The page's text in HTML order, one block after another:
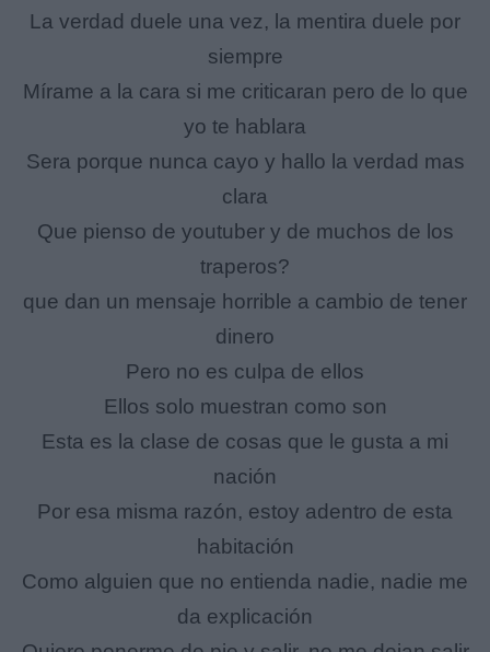
La verdad duele una vez, la mentira duele por
siempre
Mírame a la cara si me criticaran pero de lo que
yo te hablara
Sera porque nunca cayo y hallo la verdad mas
clara
Que pienso de youtuber y de muchos de los
traperos?
que dan un mensaje horrible a cambio de tener
dinero
Pero no es culpa de ellos
Ellos solo muestran como son
Esta es la clase de cosas que le gusta a mi
nación
Por esa misma razón, estoy adentro de esta
habitación
Como alguien que no entienda nadie, nadie me
da explicación